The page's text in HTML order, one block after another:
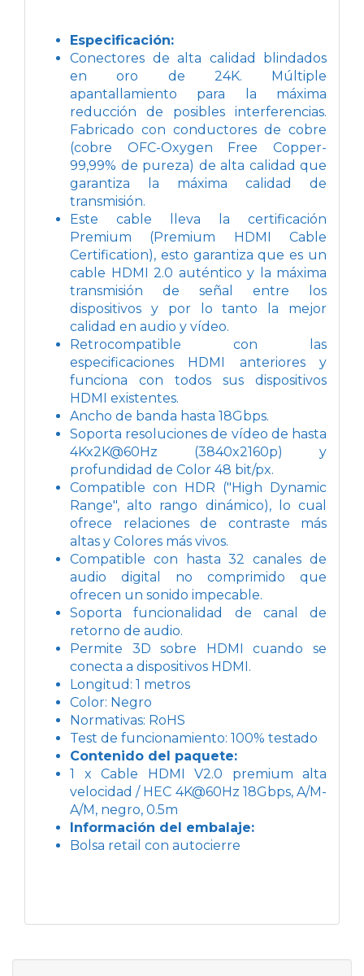
Especificación:
Conectores de alta calidad blindados
en oro de 24K. Múltiple
apantallamiento para la máxima
reducción de posibles interferencias.
Fabricado con conductores de cobre
(cobre OFC-Oxygen Free Copper-
99,99% de pureza) de alta calidad que
garantiza la máxima calidad de
transmisión.
Este cable lleva la certificación
Premium (Premium HDMI Cable
Certification), esto garantiza que es un
cable HDMI 2.0 auténtico y la máxima
transmisión de señal entre los
dispositivos y por lo tanto la mejor
calidad en audio y vídeo.
Retrocompatible con las
especificaciones HDMI anteriores y
funciona con todos sus dispositivos
HDMI existentes.
Ancho de banda hasta 18Gbps.
Soporta resoluciones de vídeo de hasta
4Kx2K@60Hz (3840x2160p) y
profundidad de Color 48 bit/px.
Compatible con HDR ("High Dynamic
Range", alto rango dinámico), lo cual
ofrece relaciones de contraste más
altas y Colores más vivos.
Compatible con hasta 32 canales de
audio digital no comprimido que
ofrecen un sonido impecable.
Soporta funcionalidad de canal de
retorno de audio.
Permite 3D sobre HDMI cuando se
conecta a dispositivos HDMI.
Longitud: 1 metros
Color: Negro
Normativas: RoHS
Test de funcionamiento: 100% testado
Contenido del paquete:
1 x Cable HDMI V2.0 premium alta
velocidad / HEC 4K@60Hz 18Gbps, A/M-
A/M, negro, 0.5m
Información del embalaje:
Bolsa retail con autocierre